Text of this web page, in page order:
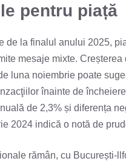
pentru piață
de la finalul anului 2025,
mesaje mixte. Creșterea
luna noiembrie poate
înainte de
de 2,3% și diferența
2024 indică o notă de
rămân, cu București-